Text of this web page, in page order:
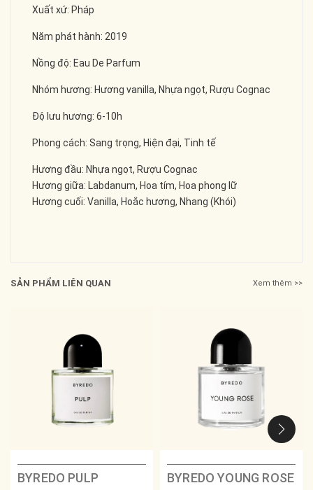
Xuất xứ: Pháp
Năm phát hành: 2019
Nồng độ: Eau De Parfum
Nhóm hương: Hương vanilla, Nhựa ngọt, Rượu Cognac
Độ lưu hương: 6-10h
Phong cách: Sang trọng, Hiện đại, Tinh tế
Hương đầu: Nhựa ngọt, Rượu Cognac
Hương giữa: Labdanum, Hoa tím, Hoa phong lữ
Hương cuối: Vanilla, Hoắc hương, Nhang (Khói)
SẢN PHẨM LIÊN QUAN Xem thêm >>
BYREDO PULP BYREDO YOUNG ROSE